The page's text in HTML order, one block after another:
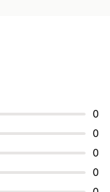
0
0
0
0